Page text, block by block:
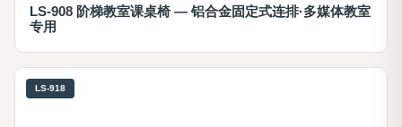
LS-908 阶梯教室课桌椅 — 铝合金固定式连排·多媒体教室
专用
LS-918